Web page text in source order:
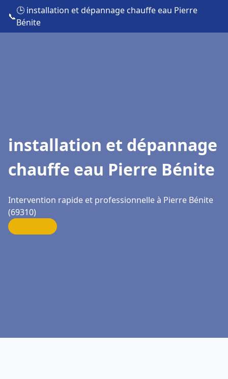
📞
🕒 installation et dépannage chauffe eau Pierre
Bénite
installation et dépannage
chauffe eau Pierre Bénite
Intervention rapide et professionnelle à Pierre Bénite
(69310)